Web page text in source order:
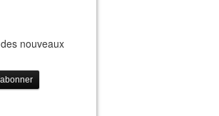
nouveaux